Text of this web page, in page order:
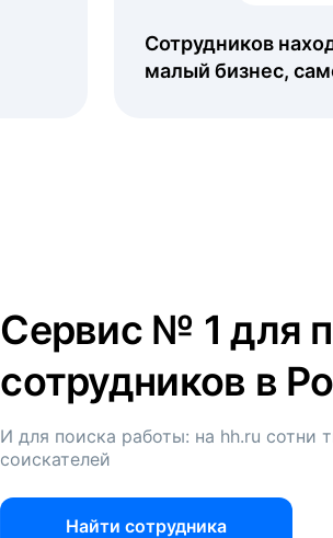
Сотрудников
малый бизнес,
Сервис № 1 для
сотрудников в
И для поиска работы: на hh.ru сотни
соискателей
Найти сотрудника